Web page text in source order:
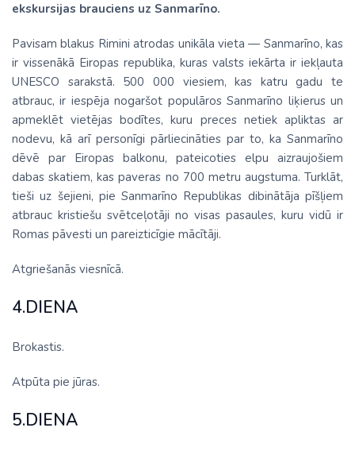
ekskursijas brauciens uz Sanmarīno.
Pavisam blakus Rimini atrodas unikāla vieta — Sanmarīno, kas
ir vissenākā Eiropas republika, kuras valsts iekārta ir iekļauta
UNESCO sarakstā. 500 000 viesiem, kas katru gadu te
atbrauc, ir iespēja nogaršot populāros Sanmarīno liķierus un
apmeklēt vietējas bodītes, kuru preces netiek apliktas ar
nodevu, kā arī personīgi pārliecināties par to, ka Sanmarīno
dēvē par Eiropas balkonu, pateicoties elpu aizraujošiem
dabas skatiem, kas paveras no 700 metru augstuma. Turklāt,
tieši uz šejieni, pie Sanmarīno Republikas dibinātāja pīšļiem
atbrauc kristiešu svētceļotāji no visas pasaules, kuru vidū ir
Romas pāvesti un pareizticīgie mācītāji.
Atgriešanās viesnīcā.
4.DIENA
Brokastis.
Atpūta pie jūras.
5.DIENA